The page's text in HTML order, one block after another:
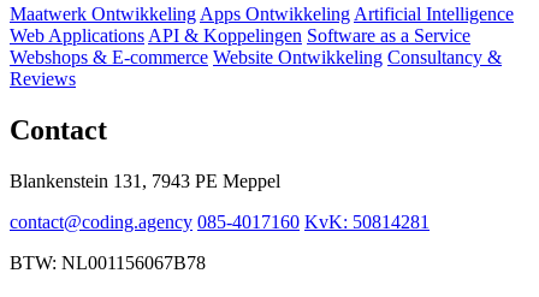
Maatwerk Ontwikkeling Apps Ontwikkeling Artificial Intelligence
Web Applications API & Koppelingen Software as a Service
Webshops & E-commerce Website Ontwikkeling Consultancy &
Reviews
Contact
Blankenstein 131, 7943 PE Meppel
contact@coding.agency 085-4017160 KvK: 50814281
BTW: NL001156067B78